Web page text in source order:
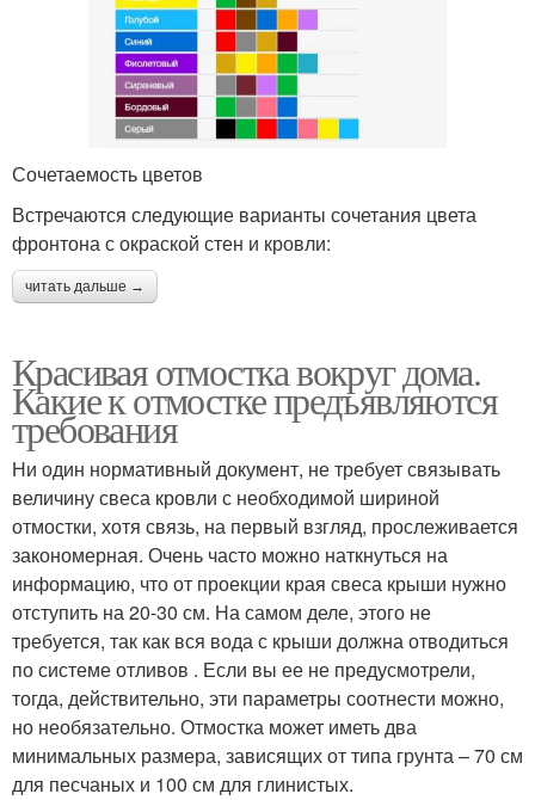
Сочетаемость цветов
Встречаются следующие варианты сочетания цвета
фронтона с окраской стен и кровли:
читать дальше →
Красивая отмостка вокруг дома.
Какие к отмостке предъявляются
требования
Ни один нормативный документ, не требует связывать
величину свеса кровли с необходимой шириной
отмостки, хотя связь, на первый взгляд, прослеживается
закономерная. Очень часто можно наткнуться на
информацию, что от проекции края свеса крыши нужно
отступить на 20-30 см. На самом деле, этого не
требуется, так как вся вода с крыши должна отводиться
по системе отливов . Если вы ее не предусмотрели,
тогда, действительно, эти параметры соотнести можно,
но необязательно. Отмостка может иметь два
минимальных размера, зависящих от типа грунта – 70 см
для песчаных и 100 см для глинистых.